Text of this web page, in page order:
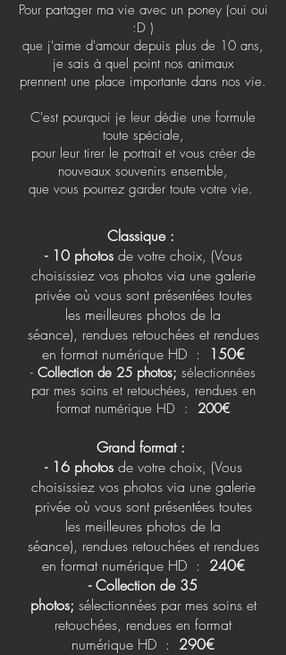
Pour partager ma vie avec un poney (oui oui
:D )
que j'aime d'amour depuis plus de 10 ans,
je sais à quel point nos animaux
prennent une place importante dans nos vie.
C'est pourquoi je leur dédie une formule
toute spéciale,
pour leur tirer le portrait et vous créer de
nouveaux souvenirs ensemble,
que vous pourrez garder toute votre vie.
Classique :
- 10 photosde votre choix, (Vous
choisissiez vos photos via une galerie
privée où vous sont présentées toutes
les meilleures photos de la
séance), rendues retouchées et rendues
en format numérique HD :
150€
- Collection de 25 photos; sélectionnées
par mes soins et retouchées, rendues en
format numérique HD : 200€
Grand format :
- 16photosde votre choix, (Vous
choisissiez vos photos via une galerie
privée où vous sont présentées toutes
les meilleures photos de la
séance), rendues retouchées et rendues
en format numérique HD : 240€
- Collection de 35
photos; sélectionnées par mes soins et
retouchées, rendues en format
numérique HD : 290€